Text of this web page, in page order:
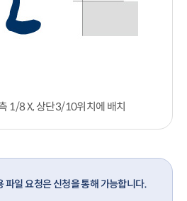
1/8 X, 상단3/10위치에 배치
파일 요청은 신청을 통해 가능합니다.